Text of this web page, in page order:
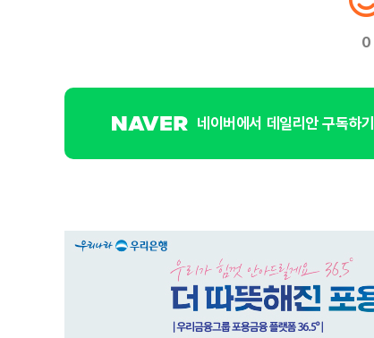
0
네이버에서 데일리안 구독하기